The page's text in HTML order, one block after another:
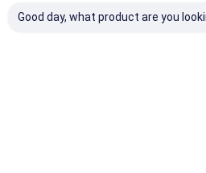
Routers voor draadloze
HX-serie-RF&AP
Good day, what product are you